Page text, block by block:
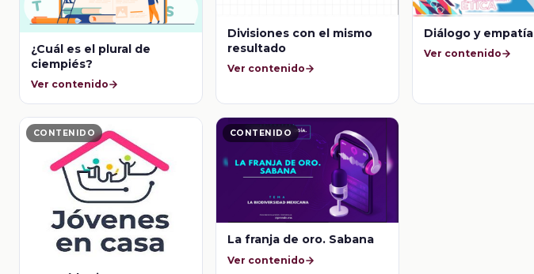
¿Cuál es el plural de
ciempiés?
Ver contenido
Divisiones con el mismo
resultado
Ver contenido
Diálogo y empatía
Ver contenido
CONTENIDO CONTENIDO
La franja de oro. Sabana
Ver contenido